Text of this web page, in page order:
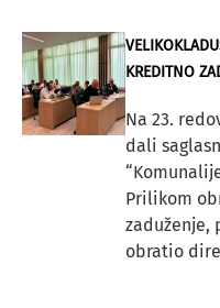
KREDITNO
Na 23.
dali
Prilikom
zaduženje,
obratio